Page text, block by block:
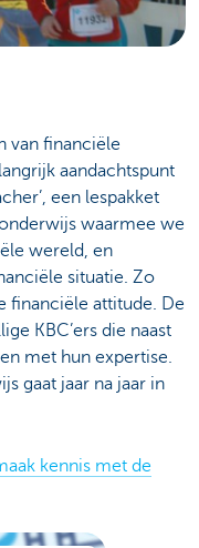
van financiële
aandachtspunt
een lespakket
waarmee we
wereld, en
situatie. Zo
financiële attitude. De
KBC’ers die naast
met hun expertise.
gaat jaar na jaar in
kennis met de